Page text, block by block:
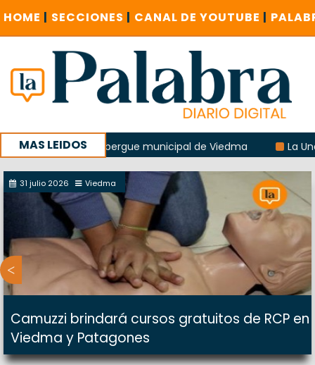
HOME | SECCIONES | CANAL DE YOUTUBE |
MAS LEIDOS
del albergue municipal de Viedma La Unesco
con un encuentro provincial en Roca
31 julio 2026 Viedma
Camuzzi brindará cursos gratuitos de RCP en
Viedma y Patagones